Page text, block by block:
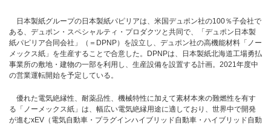
日本製紙グループの日本製紙パピリアは、米国デュポン社の100％子会社で
ある、デュポン・スペシャルティ・プロダクツと共同で、「デュポン日本製
紙パピリア合同会社」（＝DPNP）を設立し、デュポン社の高機能材料「ノー
メックス紙」を生産することで合意した。DPNPは、日本製紙北海道工場勇払
事業所の敷地・建物の一部を利用し、生産設備を設置する計画。2021年度中
の営業運転開始を予定している。
優れた電気絶縁性、耐薬品性、機械特性に加えて素材本来の難燃性を有す
る「ノーメックス紙」は、幅広い電気絶縁用途に適しており、世界中で開発
が進むxEV（電気自動車・プラグインハイブリッド自動車・ハイブリッド自動